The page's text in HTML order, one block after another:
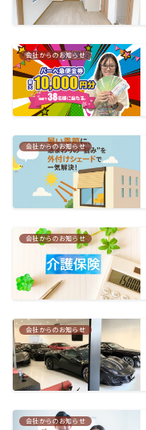
会社からのお知らせ
会社からのお知らせ
会社からのお知らせ
会社からのお知らせ
会社からのお知らせ